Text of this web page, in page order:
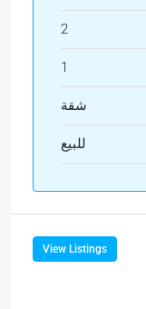
2
1
شقة
للبيع
View Listings